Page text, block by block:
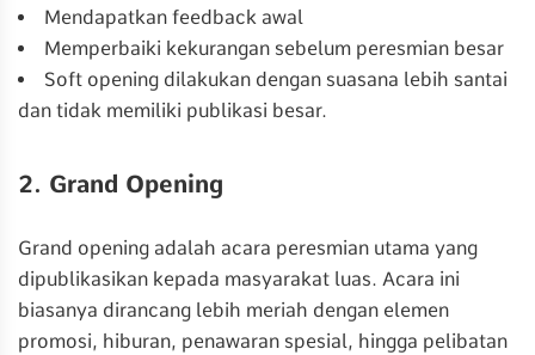
Mendapatkan feedback awal
Memperbaiki kekurangan sebelum peresmian besar
Soft opening dilakukan dengan suasana lebih santai
dan tidak memiliki publikasi besar.
2. Grand Opening
Grand opening adalah acara peresmian utama yang
dipublikasikan kepada masyarakat luas. Acara ini
biasanya dirancang lebih meriah dengan elemen
promosi, hiburan, penawaran spesial, hingga pelibatan